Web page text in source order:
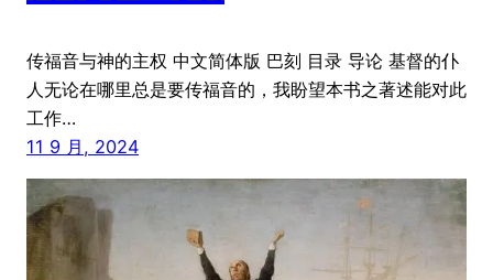
传福音与神的主权 中文简体版 巴刻 目录 导论 基督的仆
人无论在哪里总是要传福音的，我盼望本书之著述能对此
工作…
11 9 月, 2024